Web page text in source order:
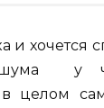
хочется
у
в целом